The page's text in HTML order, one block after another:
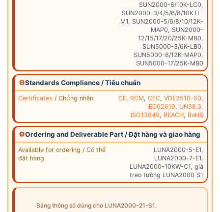
SUN2000-8/10K-LC0,
SUN2000-3/4/5/6/8/10KTL-
M1, SUN2000-5/6/8/10/12K-
MAP0, SUN2000-
12/15/17/20/25K-MB0,
SUN5000-3/6K-LB0,
SUN5000-8/12K-MAP0,
SUN5000-17/25K-MB0
⚙Standards Compliance / Tiêu chuẩn
Certificates / Chứng nhận CE, RCM, CEC, VDE2510-50,
IEC62619, UN38.3,
ISO13849, REACH, RoHS
⚙Ordering and Deliverable Part / Đặt hàng và giao hàng
Available for ordering / Có thể
đặt hàng
LUNA2000-5-E1,
LUNA2000-7-E1,
LUNA2000-10KW-C1, giá
treo tường LUNA2000 S1
Bảng thông số dùng cho LUNA2000-21-S1.